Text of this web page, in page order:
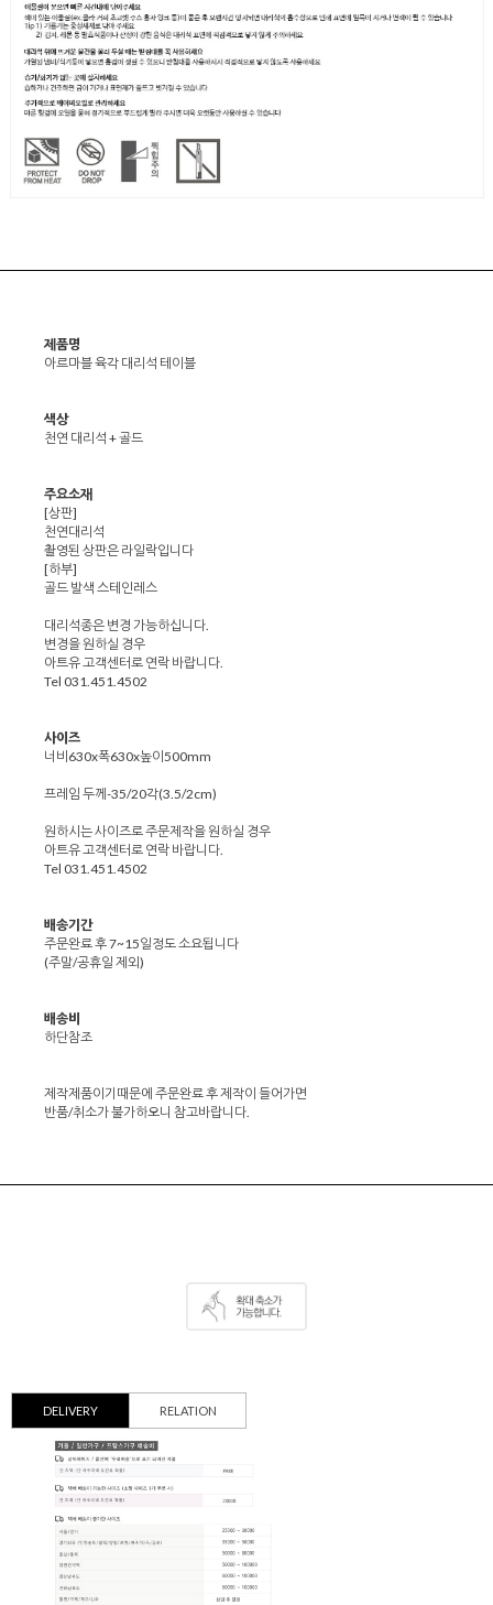
제품명
아르마블 육각 대리석 테이블
색상
천연 대리석 + 골드
주요소재
[상판]
천연대리석
촬영된 상판은 라일락입니다
[하부]
골드 발색 스테인레스
대리석종은 변경 가능하십니다.
변경을 원하실 경우
아트유 고객센터로 연락 바랍니다.
Tel 031.451.4502
사이즈
너비630x폭630x높이500mm
프레임 두께-35/20각(3.5/2cm)
원하시는 사이즈로 주문제작을 원하실 경우
아트유 고객센터로 연락 바랍니다.
Tel 031.451.4502
배송기간
주문완료 후 7~15일정도 소요됩니다
(주말/공휴일 제외)
배송비
하단참조
제작제품이기때문에 주문완료 후 제작이 들어가면
반품/취소가 불가하오니 참고바랍니다.
DELIVERY RELATION